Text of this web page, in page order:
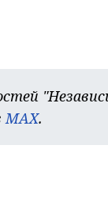
MAX.